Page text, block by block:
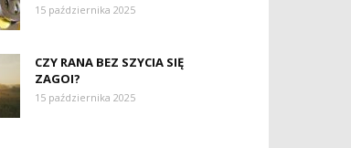
15 października 2025
CZY RANA BEZ SZYCIA SIĘ
ZAGOI?
15 października 2025